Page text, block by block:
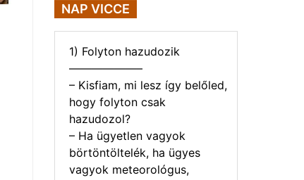
NAP VICCE
1) Folyton hazudozik
——————–
– Kisfiam, mi lesz így belőled,
hogy folyton csak
hazudozol?
– Ha ügyetlen vagyok
börtöntöltelék, ha ügyes
vagyok meteorológus,